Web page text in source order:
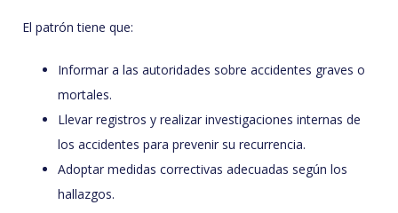
El patrón tiene que:
Informar a las autoridades sobre accidentes graves o
mortales.
Llevar registros y realizar investigaciones internas de
los accidentes para prevenir su recurrencia.
Adoptar medidas correctivas adecuadas según los
hallazgos.